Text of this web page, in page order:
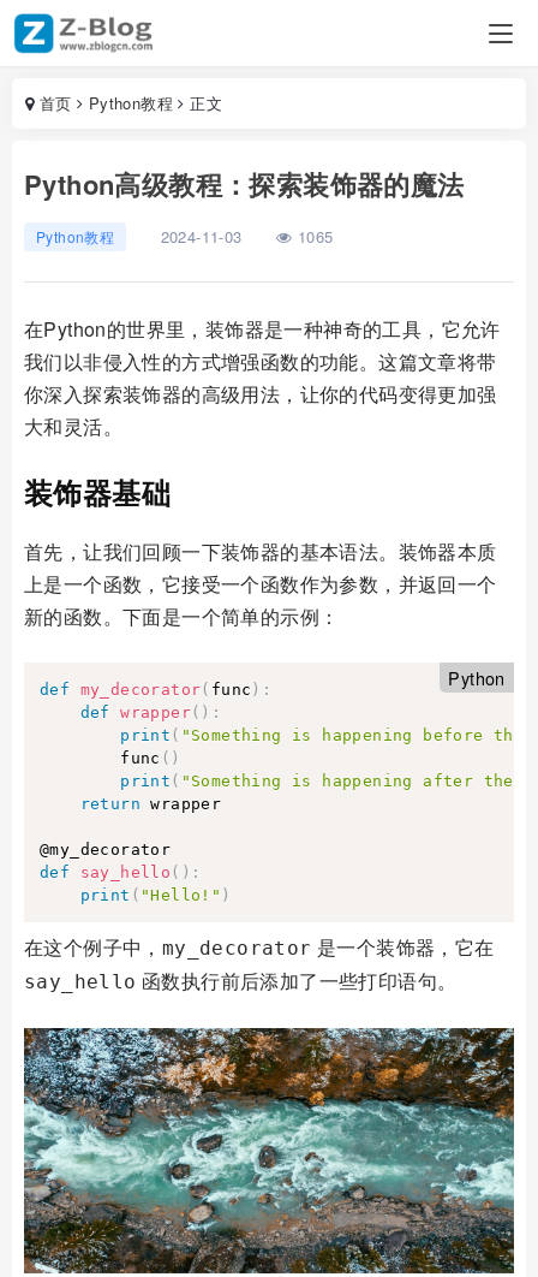
首页 Python教程 正文
Python高级教程：探索装饰器的魔法
Python教程 2024-11-03 1065
在Python的世界里，装饰器是一种神奇的工具，它允许
我们以非侵入性的方式增强函数的功能。这篇文章将带
你深入探索装饰器的高级用法，让你的代码变得更加强
大和灵活。
装饰器基础
首先，让我们回顾一下装饰器的基本语法。装饰器本质
上是一个函数，它接受一个函数作为参数，并返回一个
新的函数。下面是一个简单的示例：
Python
def my_decorator( func ) :
def
wrapper( ) :
print ( "Something is happening before
        func
( )
print ( "Something is happening after
return wrapper
def
say_hello ( ) :
print ( "Hello!" )
在这个例子中， my_decorator 是一个装饰器，它在
say_hello 函数执行前后添加了一些打印语句。